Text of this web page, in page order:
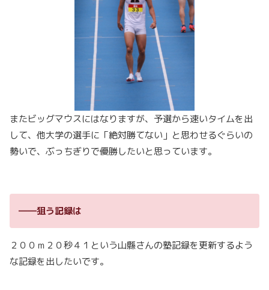
またビッグマウスにはなりますが、予選から速いタイムを出
して、他大学の選手に「絶対勝てない」と思わせるぐらいの
勢いで、ぶっちぎりで優勝したいと思っています。
――狙う記録は
２００ｍ２０秒４１という山縣さんの塾記録を更新するよう
な記録を出したいです。